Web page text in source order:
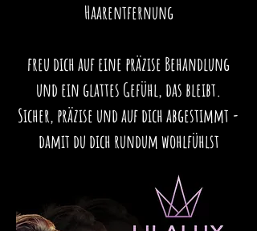
Haarentfernung
freu dich auf eine präzise Behandlung
und ein glattes Gefühl, das bleibt.
Sicher, präzise und auf dich abgestimmt -
damit du dich rundum wohlfühlst